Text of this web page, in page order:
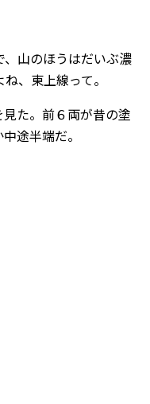
山のほうはだいぶ濃
、東上線って。
た。前６両が昔の塗
途半端だ。